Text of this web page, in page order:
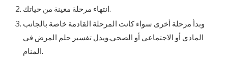
انتهاء مرحلة معينة من حياتك.
وبدأ مرحلة أخرى سواء كانت المرحلة القادمة خاصة بالجانب
المادي أو الاجتماعي أو الصحي.ويدل تفسير حلم المرض في
المنام.